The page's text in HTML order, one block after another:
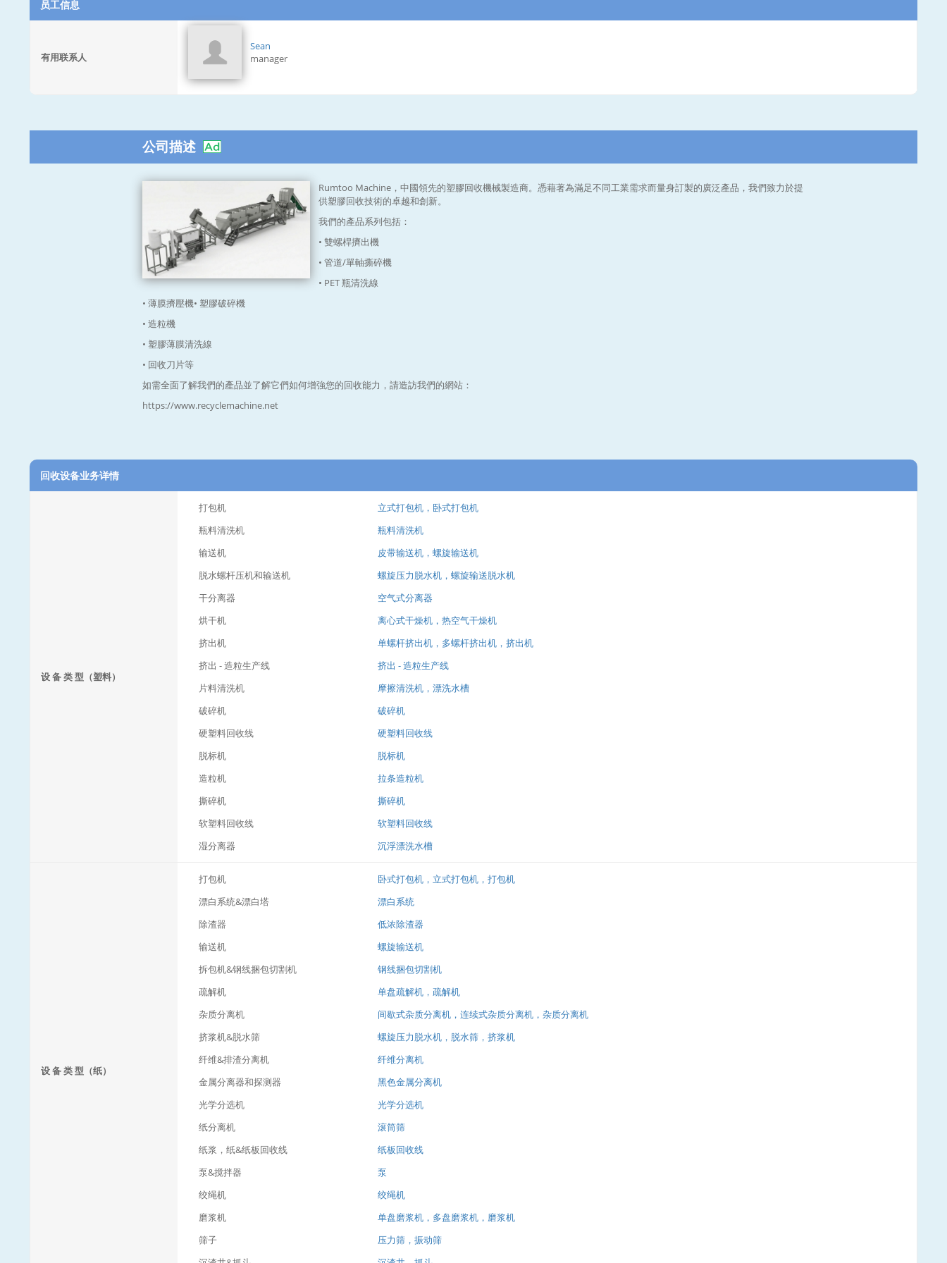
员工信息
有用联系人
Sean
manager
公司描述
Rumtoo Machine，中國領先的塑膠回收機械製造商。憑藉著為滿足不同工業需求而量身訂製的廣泛產品，我們致力於提
供塑膠回收技術的卓越和創新。
我們的產品系列包括：
• 雙螺桿擠出機
• 管道/單軸撕碎機
• PET 瓶清洗線
• 薄膜擠壓機• 塑膠破碎機
• 造粒機
• 塑膠薄膜清洗線
• 回收刀片等
如需全面了解我們的產品並了解它們如何增強您的回收能力，請造訪我們的網站：
https://www.recyclemachine.net
回收设备业务详情
设 备 类 型（塑料）
打包机
立式打包机，卧式打包机
瓶料清洗机
瓶料清洗机
输送机
皮带输送机，螺旋输送机
脱水螺杆压机和输送机
螺旋压力脱水机，螺旋输送脱水机
干分离器
空气式分离器
烘干机
离心式干燥机，热空气干燥机
挤出机
单螺杆挤出机，多螺杆挤出机，挤出机
挤出 - 造粒生产线
挤出 - 造粒生产线
片料清洗机
摩擦清洗机，漂洗水槽
破碎机
破碎机
硬塑料回收线
硬塑料回收线
脱标机
脱标机
造粒机
拉条造粒机
撕碎机
撕碎机
软塑料回收线
软塑料回收线
湿分离器
沉浮漂洗水槽
设 备 类 型（纸）
打包机
卧式打包机，立式打包机，打包机
漂白系统&漂白塔
漂白系统
除渣器
低浓除渣器
输送机
螺旋输送机
拆包机&钢线捆包切割机
钢线捆包切割机
疏解机
单盘疏解机，疏解机
杂质分离机
间歇式杂质分离机，连续式杂质分离机，杂质分离机
挤浆机&脱水筛
螺旋压力脱水机，脱水筛，挤浆机
纤维&排渣分离机
纤维分离机
金属分离器和探测器
黑色金属分离机
光学分选机
光学分选机
纸分离机
滚筒筛
纸浆，纸&纸板回收线
纸板回收线
泵&搅拌器
泵
绞绳机
绞绳机
磨浆机
单盘磨浆机，多盘磨浆机，磨浆机
筛子
压力筛，振动筛